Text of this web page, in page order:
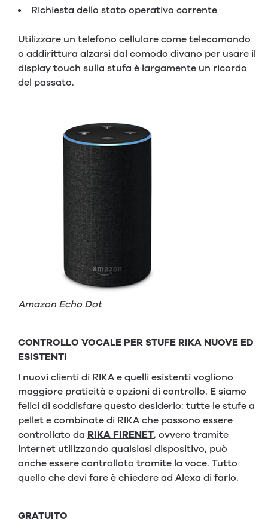
Richiesta dello stato operativo corrente
Utilizzare un telefono cellulare come telecomando
o addirittura alzarsi dal comodo divano per usare il
display touch sulla stufa è largamente un ricordo
del passato.
Amazon Echo Dot
CONTROLLO VOCALE PER STUFE RIKA NUOVE ED
ESISTENTI
I nuovi clienti di RIKA e quelli esistenti vogliono
maggiore praticità e opzioni di controllo. E siamo
felici di soddisfare questo desiderio: tutte le stufe a
pellet e combinate di RIKA che possono essere
controllato da RIKA FIRENET, ovvero tramite
Internet utilizzando qualsiasi dispositivo, può
anche essere controllato tramite la voce. Tutto
quello che devi fare è chiedere ad Alexa di farlo.
GRATUITO